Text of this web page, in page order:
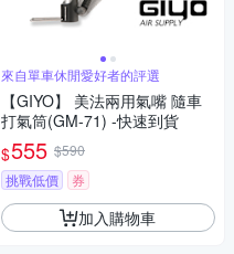
來自單車休閒愛好者的評選
【GIYO】 美法兩用氣嘴 隨車
打氣筒(GM-71) -快速到貨
$555 $590
挑戰低價
券
加入購物車